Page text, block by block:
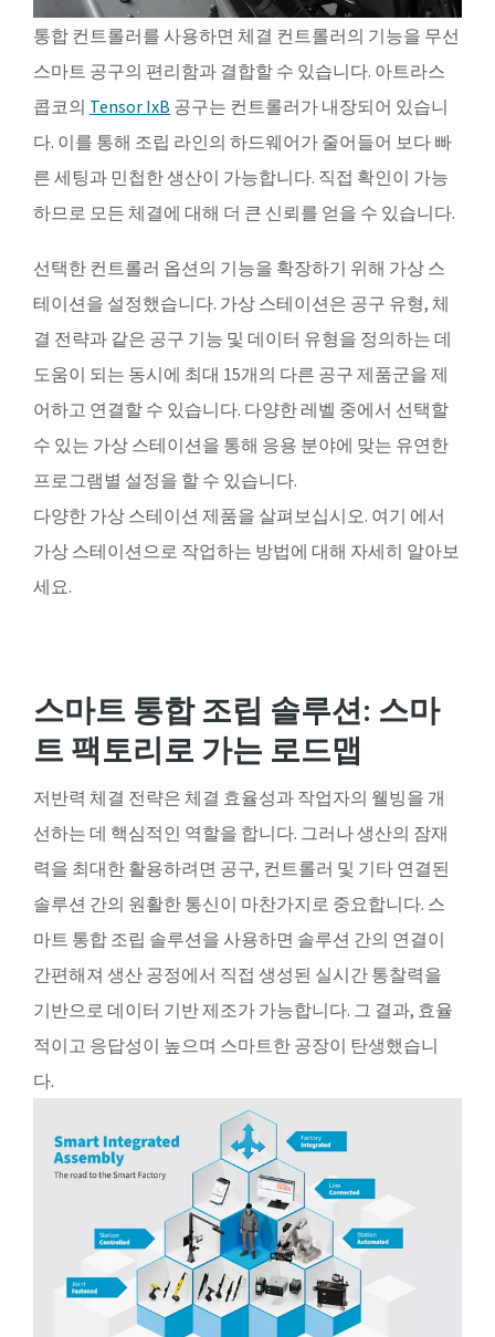
통합 컨트롤러를 사용하면 체결 컨트롤러의 기능을 무선
스마트 공구의 편리함과 결합할 수 있습니다. 아트라스
콥코의 Tensor IxB 공구는 컨트롤러가 내장되어 있습니
다. 이를 통해 조립 라인의 하드웨어가 줄어들어 보다 빠
른 세팅과 민첩한 생산이 가능합니다. 직접 확인이 가능
하므로 모든 체결에 대해 더 큰 신뢰를 얻을 수 있습니다.
선택한 컨트롤러 옵션의 기능을 확장하기 위해 가상 스
테이션을 설정했습니다. 가상 스테이션은 공구 유형, 체
결 전략과 같은 공구 기능 및 데이터 유형을 정의하는 데
도움이 되는 동시에 최대 15개의 다른 공구 제품군을 제
어하고 연결할 수 있습니다. 다양한 레벨 중에서 선택할
수 있는 가상 스테이션을 통해 응용 분야에 맞는 유연한
프로그램별 설정을 할 수 있습니다.
다양한 가상 스테이션 제품을 살펴보십시오. 여기 에서
가상 스테이션으로 작업하는 방법에 대해 자세히 알아보
세요.
스마트 통합 조립 솔루션: 스마
트 팩토리로 가는 로드맵
저반력 체결 전략은 체결 효율성과 작업자의 웰빙을 개
선하는 데 핵심적인 역할을 합니다. 그러나 생산의 잠재
력을 최대한 활용하려면 공구, 컨트롤러 및 기타 연결된
솔루션 간의 원활한 통신이 마찬가지로 중요합니다. 스
마트 통합 조립 솔루션을 사용하면 솔루션 간의 연결이
간편해져 생산 공정에서 직접 생성된 실시간 통찰력을
기반으로 데이터 기반 제조가 가능합니다. 그 결과, 효율
적이고 응답성이 높으며 스마트한 공장이 탄생했습니
다.